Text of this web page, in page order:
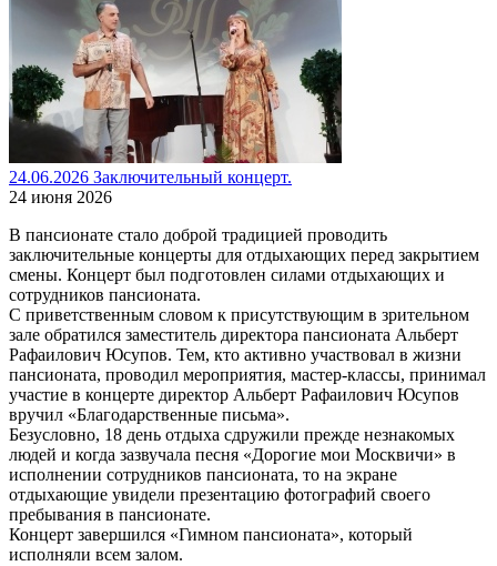
24.06.2026 Заключительный концерт.
24 июня 2026
В пансионате стало доброй традицией проводить
заключительные концерты для отдыхающих перед закрытием
смены. Концерт был подготовлен силами отдыхающих и
сотрудников пансионата.
С приветственным словом к присутствующим в зрительном
зале обратился заместитель директора пансионата Альберт
Рафаилович Юсупов. Тем, кто активно участвовал в жизни
пансионата, проводил мероприятия, мастер-классы, принимал
участие в концерте директор Альберт Рафаилович Юсупов
вручил «Благодарственные письма».
Безусловно, 18 день отдыха сдружили прежде незнакомых
людей и когда зазвучала песня «Дорогие мои Москвичи» в
исполнении сотрудников пансионата, то на экране
отдыхающие увидели презентацию фотографий своего
пребывания в пансионате.
Концерт завершился «Гимном пансионата», который
исполняли всем залом.